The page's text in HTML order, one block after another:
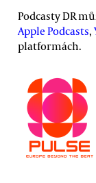
Podcasty DR
Apple Podcasts,
platformách.